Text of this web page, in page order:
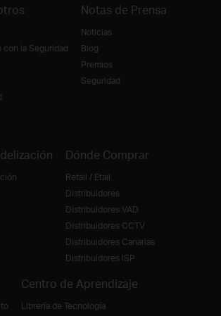
con la Seguridad
Notas de Prensa
Noticias
Blog
Premios
Seguridad
Dónde Comprar
Retail / Etail
Distribuidores
Distribuidores VAD
Distribuidores CCTV
Distribuidores Canarias
Distribuidores ISP
Centro de Aprendizaje
Librería de Tecnología